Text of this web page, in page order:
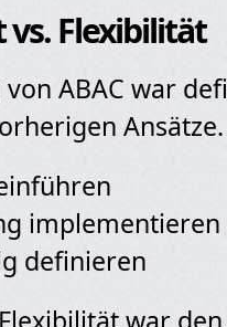
Flexibilität
ABAC war
implementieren
definieren